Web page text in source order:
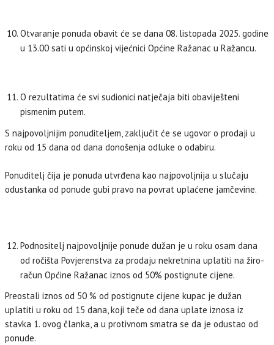
Otvaranje ponuda obavit će se dana 08. listopada 2025. godine
u 13.00 sati u općinskoj vijećnici Općine Ražanac u Ražancu.
O rezultatima će svi sudionici natječaja biti obaviješteni
pismenim putem.
S najpovoljnijim ponuditeljem, zaključit će se ugovor o prodaji u
roku od 15 dana od dana donošenja odluke o odabiru.
Ponuditelj čija je ponuda utvrđena kao najpovoljnija u slučaju
odustanka od ponude gubi pravo na povrat uplaćene jamčevine.
Podnositelj najpovoljnije ponude dužan je u roku osam dana
od ročišta Povjerenstva za prodaju nekretnina uplatiti na žiro-
račun Općine Ražanac iznos od 50% postignute cijene.
Preostali iznos od 50 % od postignute cijene kupac je dužan
uplatiti u roku od 15 dana, koji teče od dana uplate iznosa iz
stavka 1. ovog članka, a u protivnom smatra se da je odustao od
ponude.